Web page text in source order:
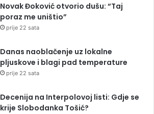
Novak Đoković otvorio dušu: “Taj
poraz me uništio”
prije 22 sata
Danas naoblačenje uz lokalne
pljuskove i blagi pad temperature
prije 22 sata
Decenija na Interpolovoj listi: Gdje se
krije Slobodanka Tošić?